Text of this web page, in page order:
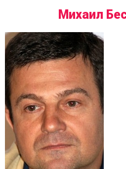
Михаил